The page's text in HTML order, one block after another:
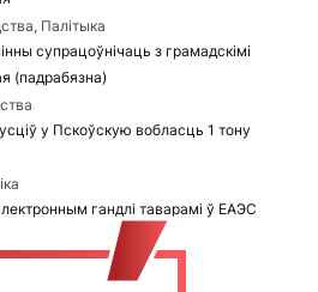
Палітыка
супрацоўнічаць з грамадскімі
(падрабязна)
у Пскоўскую вобласць 1 тону
гандлі таварамі ў ЕАЭС